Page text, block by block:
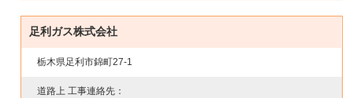
足利ガス株式会社
栃木県足利市錦町27-1
道路上 工事連絡先：